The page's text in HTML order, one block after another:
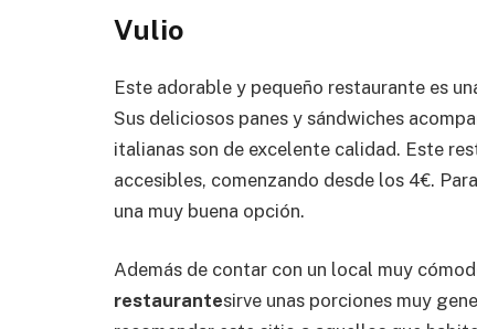
Vulio
Este adorable y pequeño restaurante es
Sus deliciosos panes y sándwiches
italianas son de excelente calidad. Este
accesibles, comenzando desde los 4€.
una muy buena opción.
Además de contar con un local muy
restaurantesirve unas porciones muy